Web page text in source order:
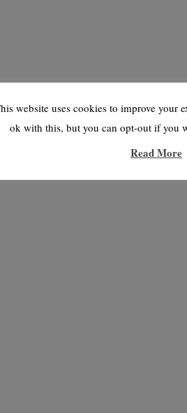
website uses cookies to improve your
ok with this, but you can opt-out if you
Read More